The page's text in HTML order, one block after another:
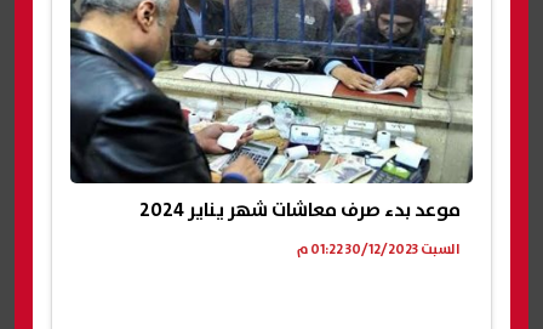
موعد بدء صرف معاشات شهر يناير 2024
السبت 30/12/2023 01:22 م